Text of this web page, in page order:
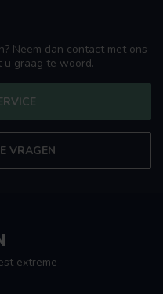
Neem dan contact met ons
u graag te woord.
VRAGEN
extreme